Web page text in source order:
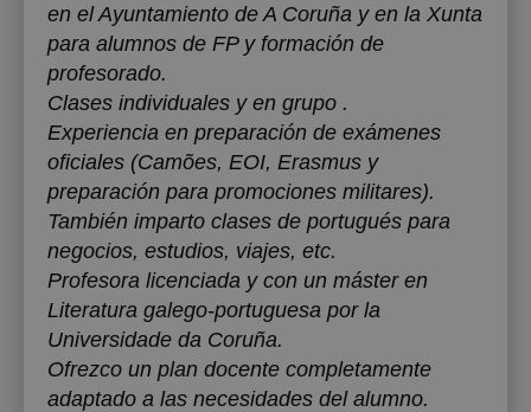
en el Ayuntamiento de A Coruña y en la Xunta
para alumnos de FP y formación de
profesorado.
Clases individuales y en grupo .
Experiencia en preparación de exámenes
oficiales (Camões, EOI, Erasmus y
preparación para promociones militares).
También imparto clases de portugués para
negocios, estudios, viajes, etc.
Profesora licenciada y con un máster en
Literatura galego-portuguesa por la
Universidade da Coruña.
Ofrezco un plan docente completamente
adaptado a las necesidades del alumno.